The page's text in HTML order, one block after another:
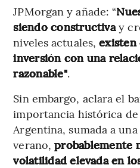
JPMorgan y añade: “
siendo constructivay
niveles actuales,existen
inversión con una
razonable".
Sin embargo, aclara el
importancia histórica de
Argentina, sumada a
verano,probablemente
volatilidad elevada en